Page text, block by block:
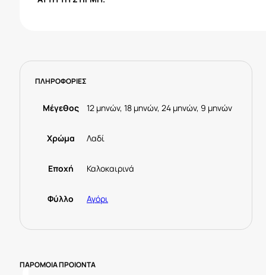
ΠΛΗΡΟΦΟΡΙΕΣ
Μέγεθος 12 μηνών, 18 μηνών, 24 μηνών, 9 μηνών
Χρώμα Λαδί
Εποχή Καλοκαιρινά
Φύλλο Αγόρι
ΠΑΡΟΜΟΙΑ ΠΡΟΙΟΝΤΑ